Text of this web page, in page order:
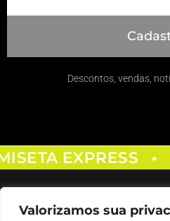
Valorizamos sua
Descontos, vendas,
EXPRESS